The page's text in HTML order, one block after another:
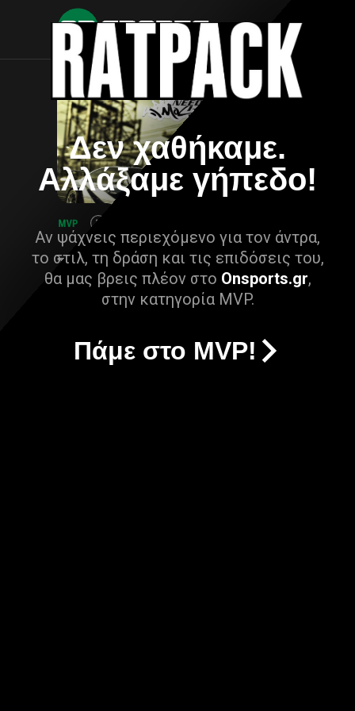
Δεν χαθήκαμε.
Αλλάξαμε γήπεδο!
Αν ψάχνεις περιεχόμενο για τον άντρα,
το στιλ, τη δράση και τις επιδόσεις του,
θα μας βρεις πλέον στο Onsports.gr,
στην κατηγορία MVP.
Πάμε στο MVP!